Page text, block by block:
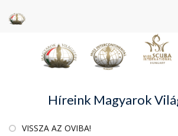
Híreink Magyarok
VISSZA AZ OVIBA!